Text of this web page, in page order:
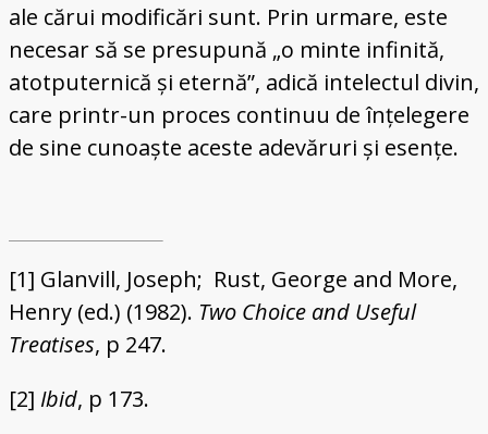
ale cărui modificări sunt. Prin urmare, este
necesar să se presupună „o minte infinită,
atotputernică și eternă”, adică intelectul divin,
care printr-un proces continuu de înțelegere
de sine cunoaște aceste adevăruri și esențe.
[1] Glanvill, Joseph; Rust, George and More,
Henry (ed.) (1982). Two Choice and Useful
Treatises, p 247.
[2] Ibid, p 173.